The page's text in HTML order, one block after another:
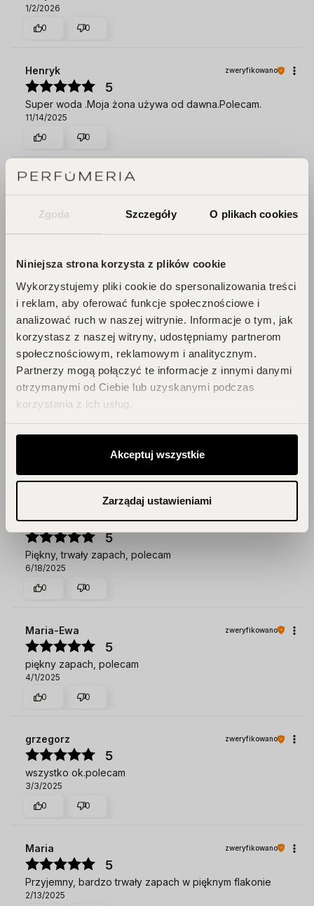
Zgoda Szczegóły O plikach cookies
Niniejsza strona korzysta z plików cookie
Wykorzystujemy pliki cookie do spersonalizowania treści
i reklam, aby oferować funkcje społecznościowe i
analizować ruch w naszej witrynie. Informacje o tym, jak
korzystasz z naszej witryny, udostępniamy partnerom
społecznościowym, reklamowym i analitycznym.
Partnerzy mogą połączyć te informacje z innymi danymi
otrzymanymi od Ciebie lub uzyskanymi podczas
korzystania z ich usług.
Akceptuj wszystkie
Zarządaj ustawieniami
1/2/2026
0
0
Henryk zweryfikowano
5
Super woda .Moja żona używa od dawna.Polecam.
11/14/2025
0
0
Вікторія
4
Oki
Joanna zweryfikowano
5
Najlepszy i najbardziej kobiecy zapach według mnie,
bardzo trwały
9/29/2025
0
0
Aldona
5
0
0
Magdalena zweryfikowano
5
Piękny, trwały zapach, polecam
6/18/2025
0
0
Maria-Ewa zweryfikowano
5
piękny zapach, polecam
4/1/2025
0
0
grzegorz zweryfikowano
5
wszystko ok.polecam
3/3/2025
0
0
Maria zweryfikowano
5
Przyjemny, bardzo trwały zapach w pięknym flakonie
2/13/2025